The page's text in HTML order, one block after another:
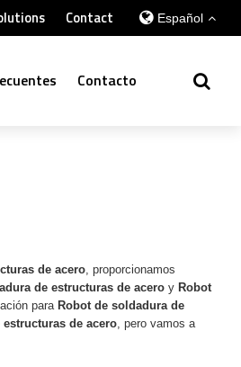
Contact Español
Contacto
de acero , proporcionamos
de estructuras de acero yRobot
paraRobot de soldadura de
de acero , pero vamos a